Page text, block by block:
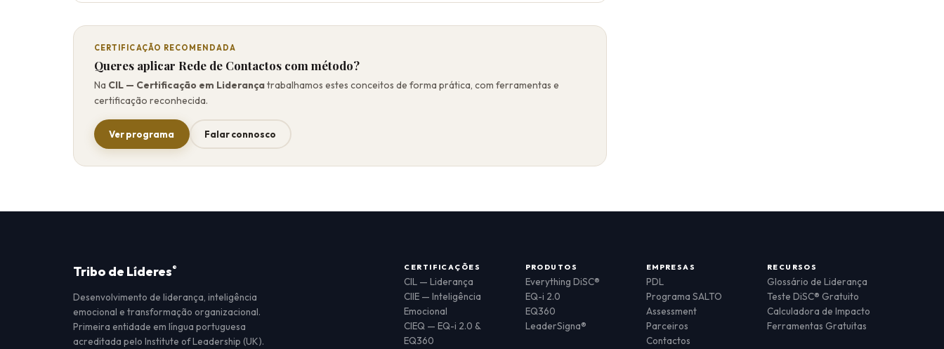
CERTIFICAÇÃO RECOMENDADA
Queres aplicar Rede de Contactos com método?
Na CIL — Certificação em Liderançatrabalhamos estes conceitos de forma prática, com ferramentas e
certificação reconhecida.
Ver programa Falar connosco
Tribo de Líderes®
Desenvolvimento de liderança, inteligência
emocional e transformação organizacional.
Primeira entidade em língua portuguesa
acreditada pelo Institute of Leadership (UK).
CERTIFICAÇÕES
CIL — Liderança
CIIE — Inteligência
Emocional
CIEQ — EQ-i 2.0 &
EQ360
PRODUTOS
Everything DiSC®
EQ-i 2.0
EQ360
LeaderSigna®
EMPRESAS
PDL
Programa SALTO
Assessment
Parceiros
Contactos
RECURSOS
Glossário de Liderança
Teste DiSC® Gratuito
Calculadora de Impacto
Ferramentas Gratuitas